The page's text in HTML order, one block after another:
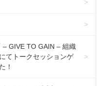
– GIVE TO GAIN – 組織
てトークセッションゲ
！